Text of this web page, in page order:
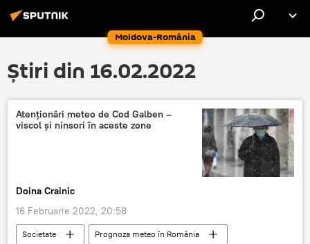
Moldova-România
Știri din 16.02.2022
Atenţionări meteo de Cod Galben –
viscol şi ninsori în aceste zone
Doina Crainic
16 Februarie 2022, 20:58
Societate Prognoza meteo în România